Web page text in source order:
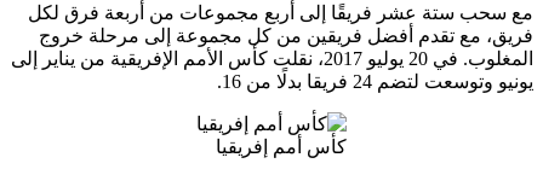
مع سحب ستة عشر فريقًا إلى أربع مجموعات من أربعة فرق لكل
فريق، مع تقدم أفضل فريقين من كل مجموعة إلى مرحلة خروج
المغلوب. في 20 يوليو 2017، نقلت كأس الأمم الإفريقية من يناير إلى
يونيو وتوسعت لتضم 24 فريقا بدلًا من 16.
كأس أمم إفريقيا